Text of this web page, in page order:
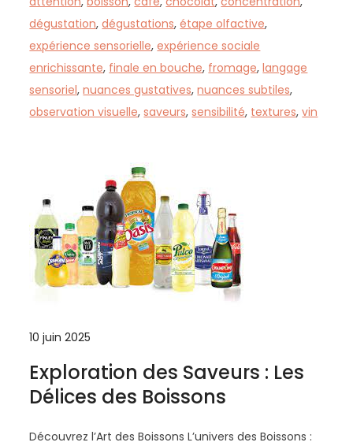
dégustation,dégustations,étape olfactive,
expérience sensorielle,expérience sociale
enrichissante, finale en bouche, fromage,langage
sensoriel,nuances gustatives,nuances subtiles,
observation visuelle,saveurs,sensibilité, textures,vin
10 juin 2025
Exploration des Saveurs : Les
Délices des Boissons
Découvrez l’Art des Boissons L’univers des Boissons :